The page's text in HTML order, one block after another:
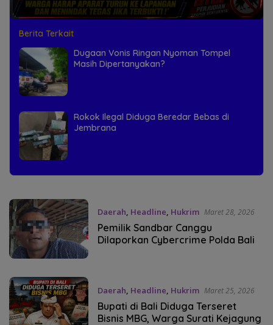
Berita Terkait
Dugaan Vonis Ringan Nyoman Tompel
Masih Dipertanyakan?
Rokok Ilegal Diduga Beredar Bebas di
Jembrana
Daerah, Headline, Hukrim Maret 28, 2026
Pemilik Sandbar Canggu
Dilaporkan Cybercrime Polda Bali
Daerah, Headline, Hukrim Maret 25, 2026
Bupati di Bali Diduga Terseret
Bisnis MBG, Warga Surati Kejagung